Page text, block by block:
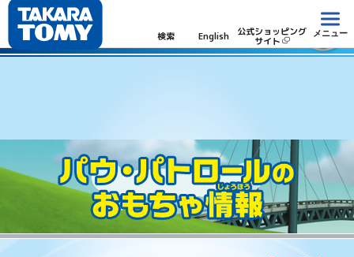
検索 English 公式ショッピング
サイト
メニュー
パウ・パトロール